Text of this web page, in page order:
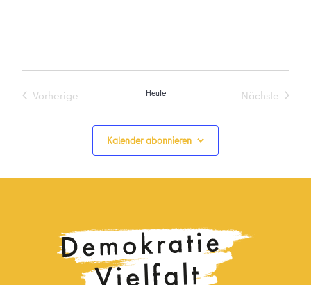
Vorherige
Heute
Nächste
Kalender abonnieren